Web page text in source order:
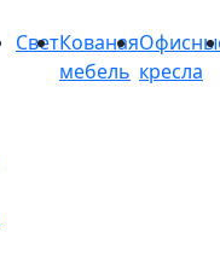
СветКованая
мебель кресла